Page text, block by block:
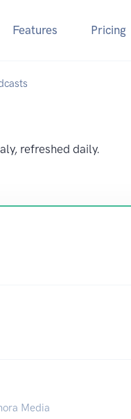
Features Pricing
refreshed daily.
Media